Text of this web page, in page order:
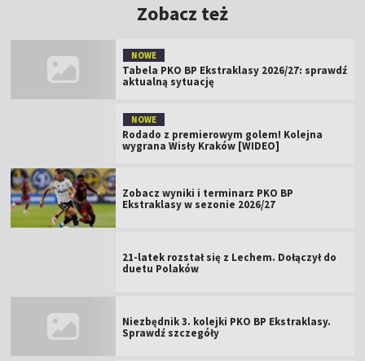
Zobacz też
NOWE
Tabela PKO BP Ekstraklasy 2026/27: sprawdź
aktualną sytuację
NOWE
Rodado z premierowym golem! Kolejna
wygrana Wisły Kraków [WIDEO]
Zobacz wyniki i terminarz PKO BP
Ekstraklasy w sezonie 2026/27
21-latek rozstał się z Lechem. Dołączył do
duetu Polaków
Niezbędnik 3. kolejki PKO BP Ekstraklasy.
Sprawdź szczegóły